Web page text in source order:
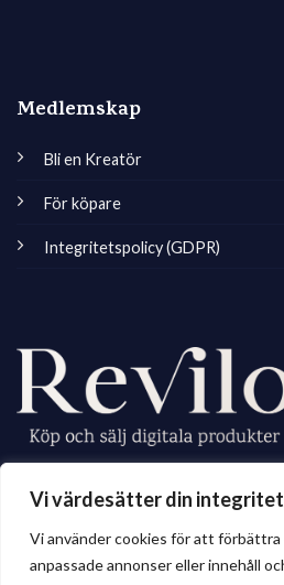
Vi värdesätter din integritet
Vi använder cookies för att förbättra
anpassade annonser eller innehåll
erbjuder ett brett sortiment av digitalt
Medlemskap
Bli en Kreatör
För köpare
Integritetspolicy (GDPR)